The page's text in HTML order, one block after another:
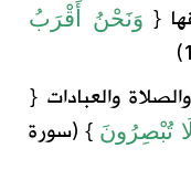
{ وَنَحْنُ
أَقْرَبُ
والعبادات {
لَا تُبْصِرُونَ } (سورة